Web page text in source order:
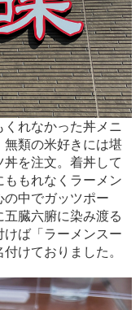
れなかった丼メニ
無類の米好きには堪
を注文。着丼して
もれなくラーメン
中でガッツポー
臓六腑に染み渡る
けば「ラーメンスー
けておりました。